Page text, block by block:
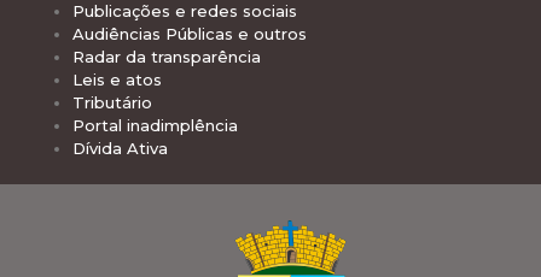
Publicações e redes sociais
Audiências Públicas e outros
Radar da transparência
Leis e atos
Tributário
Portal inadimplência
Dívida Ativa